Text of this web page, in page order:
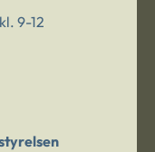
9-12